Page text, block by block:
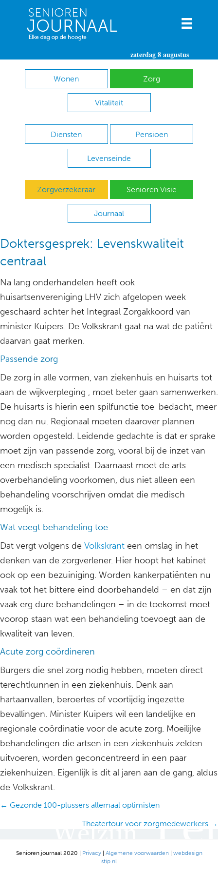
zaterdag 8 augustus
Wonen Zorg
Vitaliteit
Diensten Pensioen
Levenseinde
Zorgverzekeraar Senioren Visie
Journaal
Doktersgesprek: Levenskwaliteit
centraal
Na lang onderhandelen heeft ook
huisartsenvereniging LHV zich afgelopen week
geschaard achter het Integraal Zorgakkoord van
minister Kuipers. De Volkskrant gaat na wat de patiënt
daarvan gaat merken.
Passende zorg
De zorg in alle vormen, van ziekenhuis en huisarts tot
aan de wijkverpleging , moet beter gaan samenwerken.
De huisarts is hierin een spilfunctie toe-bedacht, meer
nog dan nu. Regionaal moeten daarover plannen
worden opgesteld. Leidende gedachte is dat er sprake
moet zijn van passende zorg, vooral bij de inzet van
een medisch specialist. Daarnaast moet de arts
overbehandeling voorkomen, dus niet alleen een
behandeling voorschrijven omdat die medisch
mogelijk is.
Wat voegt behandeling toe
Dat vergt volgens de Volkskrant een omslag in het
denken van de zorgverlener. Hier hoopt het kabinet
ook op een bezuiniging. Worden kankerpatiënten nu
vaak tot het bittere eind doorbehandeld – en dat zijn
vaak erg dure behandelingen – in de toekomst moet
voorop staan wat een behandeling toevoegt aan de
kwaliteit van leven.
Acute zorg coördineren
Burgers die snel zorg nodig hebben, moeten direct
terechtkunnen in een ziekenhuis. Denk aan
hartaanvallen, beroertes of voortijdig ingezette
bevallingen. Minister Kuipers wil een landelijke en
regionale coördinatie voor de acute zorg. Moeilijke
behandelingen die artsen in een ziekenhuis zelden
uitvoeren, worden geconcentreerd in een paar
ziekenhuizen. Eigenlijk is dit al jaren aan de gang, aldus
de Volkskrant.
Posts
← Gezonde 100-plussers allemaal optimisten
Theatertour voor zorgmedewerkers →
Senioren journaal 2020 | Privacy| Algemene voorwaarden| webdesign
stip.nl